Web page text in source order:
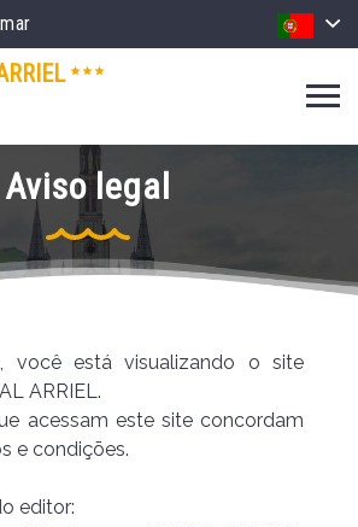
Aviso legal
você está visualizando o site
ARRIEL.
acessam este site concordam
e condições.
editor: